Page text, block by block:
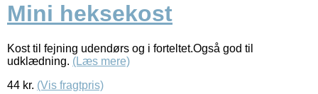
Mini heksekost
Kost til fejning udendørs og i forteltet.Også god til
udklædning. (Læs mere)
44 kr. (Vis fragtpris)